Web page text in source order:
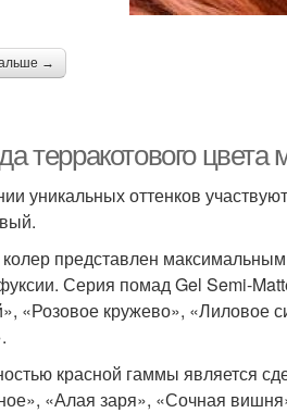
→
терракотового
уникальных оттенков
представлен
Серия помад Gel Semi-
«Розовое кружево», «Лиловое
красной гаммы является
«Алая заря», «Сочная